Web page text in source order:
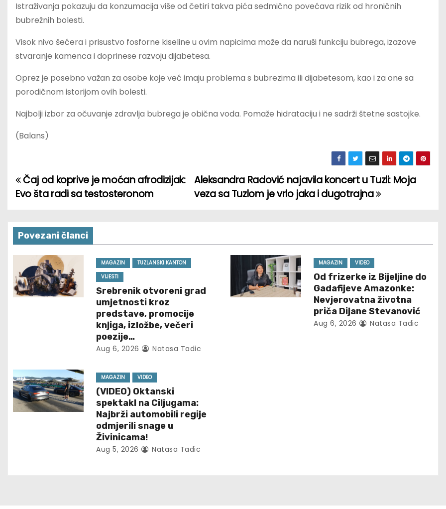
Istraživanja pokazuju da konzumacija više od četiri takva pića sedmično povećava rizik od hroničnih
bubrežnih bolesti.
Visok nivo šećera i prisustvo fosforne kiseline u ovim napicima može da naruši funkciju bubrega, izazove
stvaranje kamenca i doprinese razvoju dijabetesa.
Oprez je posebno važan za osobe koje već imaju problema s bubrezima ili dijabetesom, kao i za one sa
porodičnom istorijom ovih bolesti.
Najbolji izbor za očuvanje zdravlja bubrega je obična voda. Pomaže hidrataciju i ne sadrži štetne sastojke.
(Balans)
P
s
t
n
a
a
t
i
Aleksandra Radović najavila koncert u Tuzli: Moja
veza sa Tuzlom je vrlo jaka i dugotrajna
Čaj od koprive je moćan afrodizijak:
Evo šta radi sa testosteronom
Povezani članci
MAGAZIN
TUZLANSKI KANTON
VIJESTI
Srebrenik otvoreni grad
umjetnosti kroz
predstave, promocije
knjiga, izložbe, večeri
poezije…
Aug 6, 2026 Natasa Tadic
MAGAZIN VIDEO
Od frizerke iz Bijeljine do
Gadafijeve Amazonke:
Nevjerovatna životna
priča Dijane Stevanović
Aug 6, 2026 Natasa Tadic
MAGAZIN VIDEO
(VIDEO) Oktanski
spektakl na Ciljugama:
Najbrži automobili regije
odmjerili snage u
Živinicama!
Aug 5, 2026 Natasa Tadic